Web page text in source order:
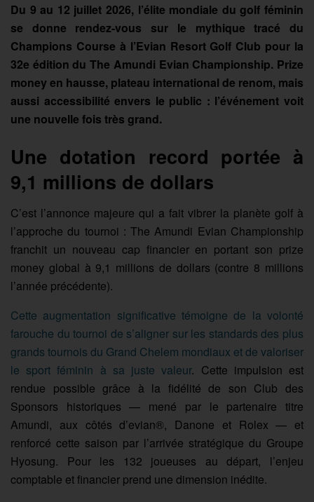
Du 9 au 12 juillet 2026, l’élite mondiale du golf féminin
se donne rendez-vous sur le mythique tracé du
Champions Course à l’Evian Resort Golf Club pour la
32e édition du The Amundi Evian Championship. Prize
money en hausse, plateau international de renom, mais
aussi accessibilité envers le public : l’événement voit
une nouvelle fois très grand.
Une dotation record portée à
9,1 millions de dollars
C’est l’annonce majeure qui a fait vibrer la planète golf à
l’approche du tournoi : The Amundi Evian Championship
franchit un nouveau cap financier en portant son prize
money global à 9,1 millions de dollars (contre 8 millions
l’année précédente).
Cette augmentation significative témoigne de la volonté
farouche du tournoi de s’aligner sur les standards des plus
grands tournois du Grand Chelem mondiaux et de valoriser
le sport féminin à sa juste valeur. Cette impulsion est
rendue possible grâce à la fidélité de son Club des
Sponsors historiques — mené par le partenaire titre
Amundi, aux côtés d’evian®, Danone et Rolex — et
renforcé cette saison par l’arrivée stratégique du Groupe
Hyosung. Pour les 132 joueuses au départ, l’enjeu
comptable et financier prend une dimension inédite.